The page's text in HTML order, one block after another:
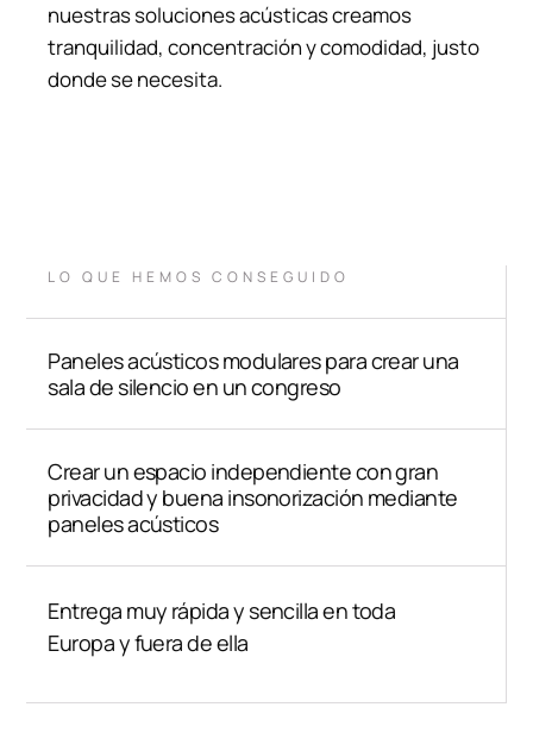
nuestras soluciones acústicas creamos
tranquilidad, concentración y comodidad, justo
donde se necesita.
LO QUE HEMOS CONSEGUIDO
Paneles acústicos modulares para crear una
sala de silencio en un congreso
Crear un espacio independiente con gran
privacidad y buena insonorización mediante
paneles acústicos
Entrega muy rápida y sencilla en toda
Europa y fuera de ella